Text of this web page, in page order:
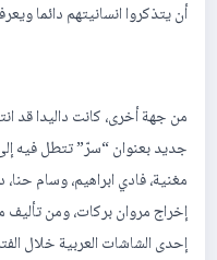
أن يتذكروا انسانيتهم دائما
من جهة أخرى، كانت داليدا قد
جديد بعنوان “سرّ” تتطل فيه
مغنية، فادي ابراهيم، وسام
إخراج مروان بركات، ومن
إحدى الشاشات العربية خلال